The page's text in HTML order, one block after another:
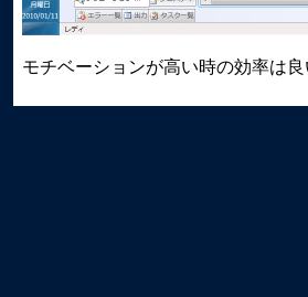
モチベーションが高い時の効率は良